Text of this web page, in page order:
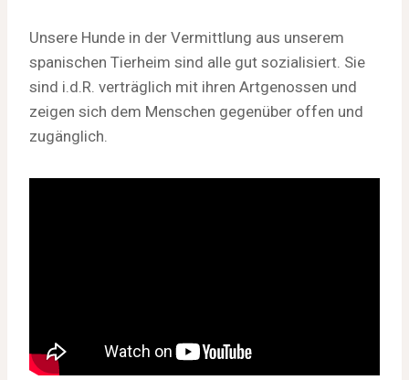
Unsere Hunde in der Vermittlung aus unserem
spanischen Tierheim sind alle gut sozialisiert. Sie
sind i.d.R. verträglich mit ihren Artgenossen und
zeigen sich dem Menschen gegenüber offen und
zugänglich.